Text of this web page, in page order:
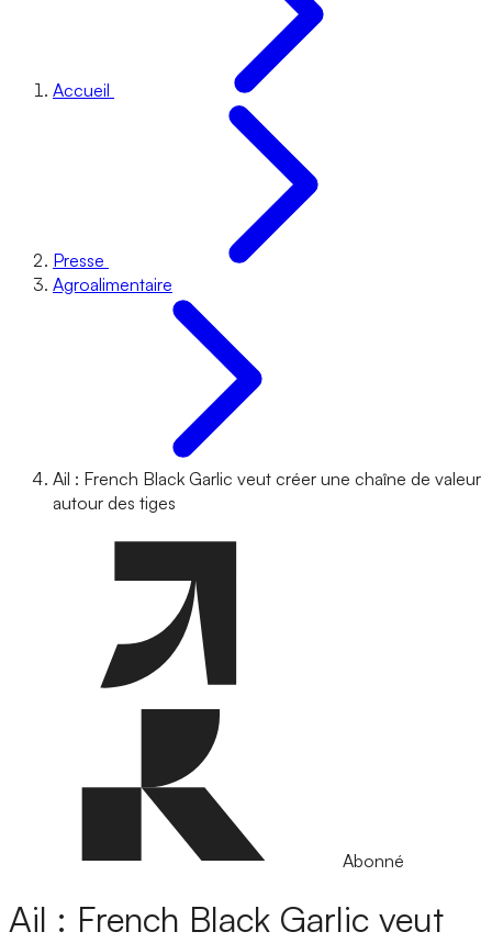
Accueil
Presse
Agroalimentaire
Ail : French Black Garlic veut créer une chaîne de valeur
autour des tiges
Abonné
Ail : French Black Garlic veut